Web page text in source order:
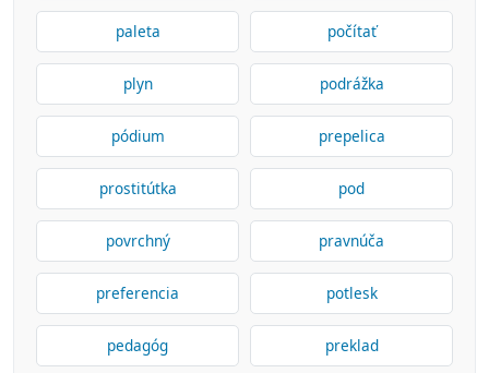
paleta počítať
plyn podrážka
pódium prepelica
prostitútka pod
povrchný pravnúča
preferencia potlesk
pedagóg preklad